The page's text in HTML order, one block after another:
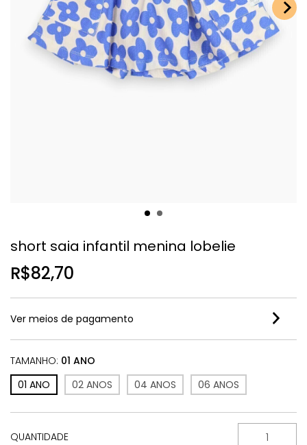
short saia infantil menina lobelie
R$82,70
Ver meios de pagamento
TAMANHO: 01 ANO
01 ANO
02 ANOS 04 ANOS 06 ANOS
QUANTIDADE